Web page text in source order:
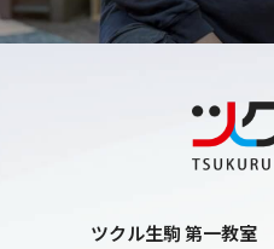
ツクル生駒 第一教室